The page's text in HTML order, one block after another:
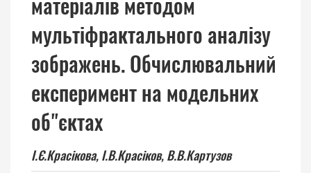
мультіфрактального аналізу
зображень. Обчислювальний
експеримент на модельних
об"єктах
І.Є.Красікова, І.В.Красіков, В.В.Картузов